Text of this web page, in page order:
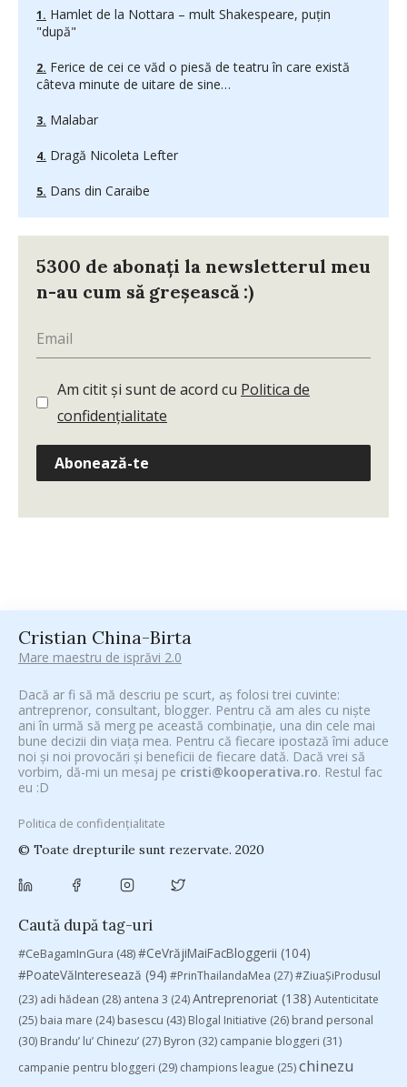
Hamlet de la Nottara – mult Shakespeare, puţin
"după"
Ferice de cei ce văd o piesă de teatru în care există
câteva minute de uitare de sine…
Malabar
Dragă Nicoleta Lefter
Dans din Caraibe
5300 de abonați la newsletterul meu
n-au cum să greșească :)
Am citit și sunt de acord cu Politica de
confidențialitate
Abonează-te
Cristian China-Birta
Mare maestru de isprăvi 2.0
Dacă ar fi să mă descriu pe scurt, aș folosi trei cuvinte:
antreprenor, consultant, blogger. Pentru că am ales cu niște
ani în urmă să merg pe această combinație, una din cele mai
bune decizii din viața mea. Pentru că fiecare ipostază îmi aduce
noi și noi provocări și beneficii de fiecare dată. Dacă vrei să
vorbim, dă-mi un mesaj pe cristi@kooperativa.ro. Restul fac
eu :D
Politica de confidențialitate
© Toate drepturile sunt rezervate. 2020
Caută după tag-uri
#CeBagamInGura (48)#CeVrăjiMaiFacBloggerii (104)
#PoateVăInteresează (94) #PrinThailandaMea (27)#ZiuaȘiProdusul
(23) adi hădean (28) antena 3 (24)Antreprenoriat (138) Autenticitate
(25) baia mare (24) basescu (43) Blogal Initiative (26) brand personal
(30) Brandu’ lu’ Chinezu’ (27) Byron (32) campanie bloggeri (31)
campanie pentru bloggeri (29) champions league (25)chinezu